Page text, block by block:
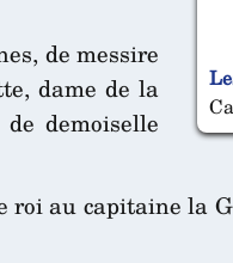
de messire
dame de la
demoiselle
roi au capitaine la